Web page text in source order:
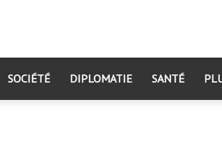
SOCIÉTÉ DIPLOMATIE SANTÉ